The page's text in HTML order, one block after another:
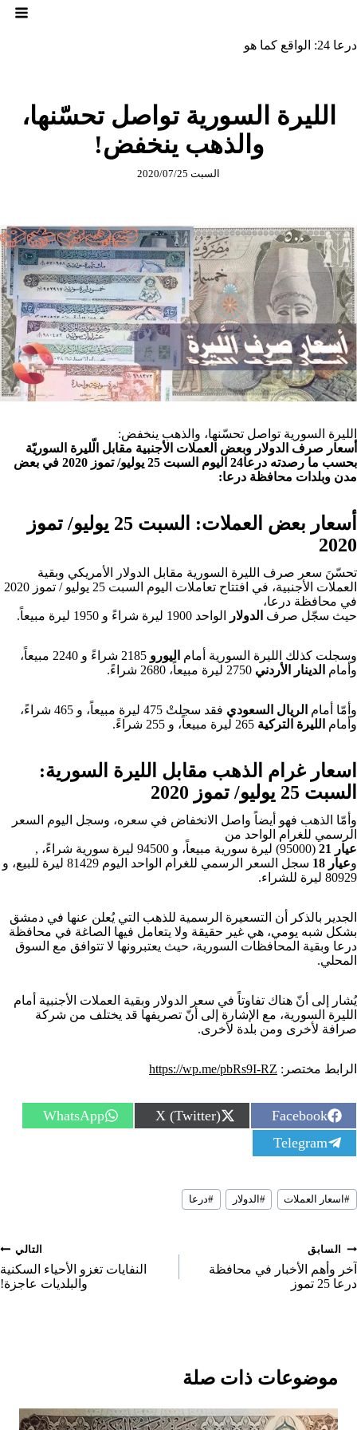
درعا 24: الواقع كما هو
الليرة السورية تواصل تحسّنها،
والذهب ينخفض!
السبت 2020/07/25
الليرة السورية تواصل تحسّنها، والذهب ينخفض:
أسعار صرف الدولار وبعض العملات الأجنبية مقابل الّليرة السوريّة
بحسب ما رصدته درعا24 اليوم السبت 25 يوليو/ تموز 2020 في بعض
مدن وبلدات محافظة درعا:
أسعار بعض العملات:
السبت 25 يوليو/ تموز
2020
تحسّنَ سعر صرف الليرة السورية مقابل الدولار الأمريكي وبقية
العملات الأجنبية، في افتتاح تعاملات اليوم السبت 25 يوليو / تموز 2020
في محافظة درعا،
حيث سجّل صرف الدولار الواحد 1900 ليرة شراءً و 1950 ليرة مبيعاً.
وسجلت كذلك الليرة السورية أمام اليورو 2185 شراءً و 2240 مبيعاً،
وأمام الدينار الأردني
وأمّا أمام الريال السعودي فقد سجلتْ 475 ليرة مبيعاً، و 465 شراءً،
وأمام الليرة التركية
اسعار غرام الذهب مقابل الليرة السورية:
السبت 25 يوليو/ تموز 2020
وأمّا الذهب فهو أيضاً واصل الانخفاض في سعره، وسجل اليوم السعر
الرسمي للغرام الواحد من
عيار 21
(95000) ليرة سورية مبيعاً، و 94500 ليرة سورية شراءً، ,
وعيار 18
سجل السعر الرسمي للغرام الواحد اليوم 81429 ليرة للبيع، و
80929 ليرة للشراء.
الجدير بالذكر أن التسعيرة الرسمية للذهب التي يُعلن عنها في دمشق
بشكل شبه يومي، هي غير حقيقة ولا يتعامل فيها الصاغة في محافظة
درعا وبقية المحافظات السورية، حيث يعتبرونها لا تتوافق مع السوق
المحلي.
يُشار إلى أنّ هناك تفاوتاً في سعر الدولار وبقية العملات الأجنبية أمام
الليرة السورية، مع الإشارة إلى أنّ تصريفها قد يختلف من شركة
صرافة لأخرى ومن بلدة لأخرى.
الرابط مختصر: https://wp.me/pbRs9I-RZ
S
h
a
r
o
n
Facebook
S
h
o
X (Twitter)
S
h
WhatsApp
S
h
r
e
o
Telegram
وسوم
المقال:
#اسعار العملات # الدولار #درعا
تصفّح
المقالات
السابق
آخر وأهم الأخبار في محافظة
درعا 25 تموز
التالي
النفايات تغزو الأحياء السكنية
والبلديات عاجزة!
موضوعات ذات صلة